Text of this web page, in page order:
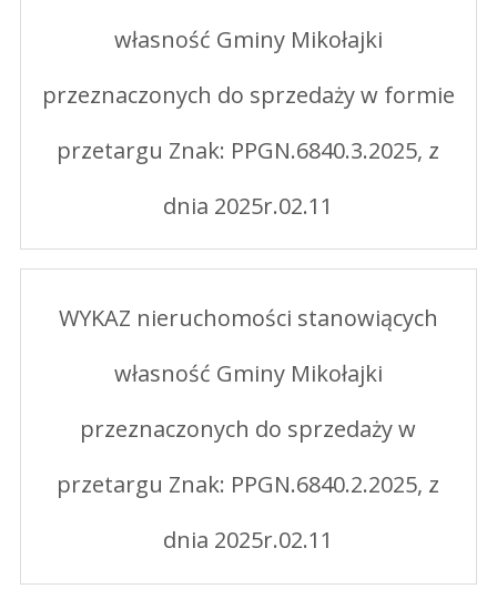
własność Gminy Mikołajki
przeznaczonych do sprzedaży w formie
przetargu Znak: PPGN.6840.3.2025, z
dnia 2025r.02.11
WYKAZ nieruchomości stanowiących
własność Gminy Mikołajki
przeznaczonych do sprzedaży w
przetargu Znak: PPGN.6840.2.2025, z
dnia 2025r.02.11